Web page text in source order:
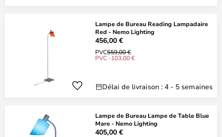
Lampe de Bureau Reading Lampadaire
Red - Nemo Lighting
456,00 €
PVC559,00 €
PVC -103,00 €
Délai de livraison : 4 - 5 semaines
Lampe de Bureau Lampe de Table Blue
Mare - Nemo Lighting
405,00 €